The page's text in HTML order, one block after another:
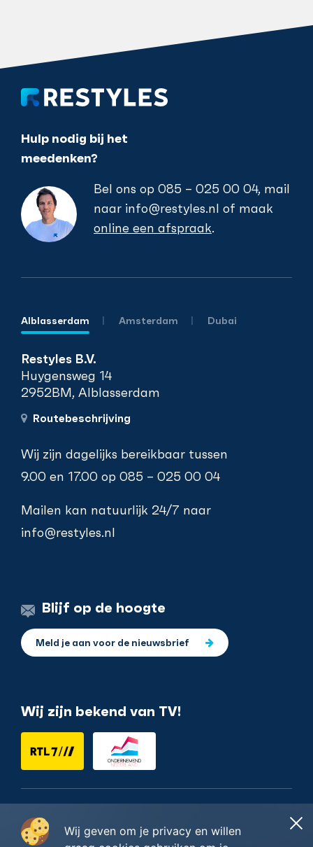
Hulp nodig bij het
meedenken?
Bel ons op 085 – 025 00 04, mail
naar info@restyles.nl of maak
online een afspraak.
Alblasserdam Amsterdam Dubai
Restyles B.V.
Huygensweg 14
2952BM, Alblasserdam
Routebeschrijving
Wij zijn dagelijks bereikbaar tussen
9.00 en 17.00 op 085 – 025 00 04
Mailen kan natuurlijk 24/7 naar
info@restyles.nl
Blijf op de hoogte
Meld je aan voor de nieuwsbrief
Wij zijn bekend van TV!
Wij geven om je privacy en willen